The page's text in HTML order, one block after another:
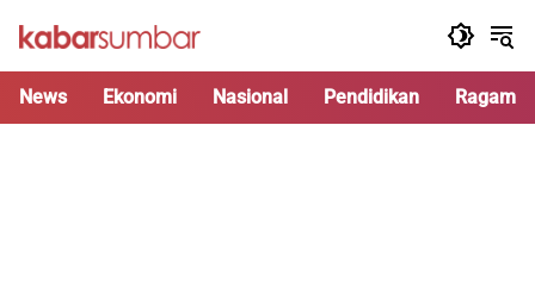
News Ekonomi Nasional Pendidikan Ragam